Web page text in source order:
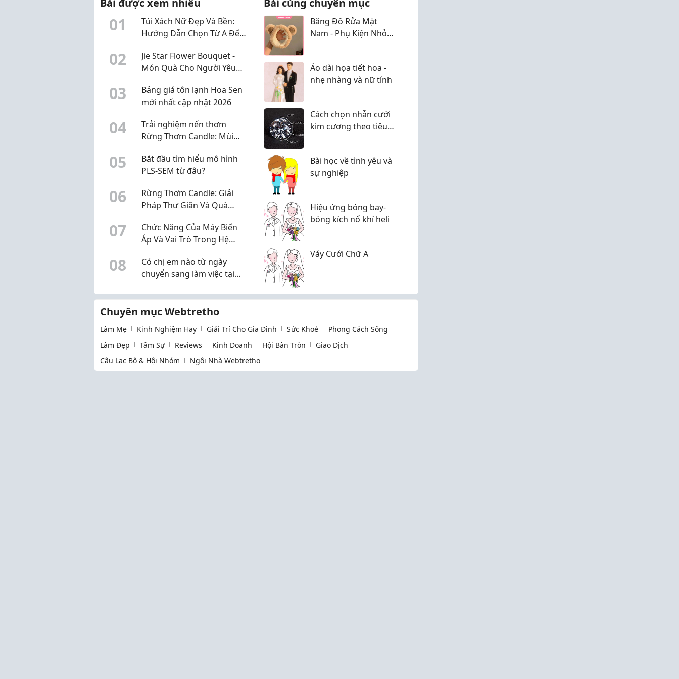
Bài được xem nhiều
01
Túi Xách Nữ Đẹp Và Bền:
Hướng Dẫn Chọn Từ A Đến
02
Jie Star Flower Bouquet -
Món Quà Cho Người Yêu
03
Bảng giá tôn lạnh Hoa Sen
mới nhất cập nhật 2026
04
Trải nghiệm nến thơm
Rừng Thơm Candle: Mùi
cho góc làm việc
05
Bắt đầu tìm hiểu mô hình
PLS-SEM từ đâu?
06
Rừng Thơm Candle: Giải
Pháp Thư Giãn Và Quà
Nhiên
07
Chức Năng Của Máy Biến
Áp Và Vai Trò Trong Hệ
08
Có chị em nào từ ngày
chuyển sang làm việc tại
đau nhức dữ dội hơn hẳn
không?
Bài cùng chuyên mục
Băng Đô Rửa Mặt
Nam - Phụ Kiện Nhỏ
Áo dài họa tiết hoa -
nhẹ nhàng và nữ tính
Cách chọn nhẫn cưới
kim cương theo tiêu
Bài học về tình yêu và
sự nghiệp
Hiệu ứng bóng bay-
bóng kích nổ khí heli
Váy Cưới Chữ A
Chuyên mục Webtretho
Làm Mẹ Kinh Nghiệm Hay Giải Trí Cho Gia Đình Sức Khoẻ
Phong Cách Sống
Làm Đẹp
Tâm Sự Reviews Kinh Doanh Hội Bàn Tròn
Giao Dịch
Câu Lạc Bộ & Hội Nhóm
Ngôi Nhà Webtretho